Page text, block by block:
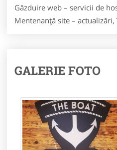
Găzduire web – servicii de
Mentenanță site –
GALERIE FOTO